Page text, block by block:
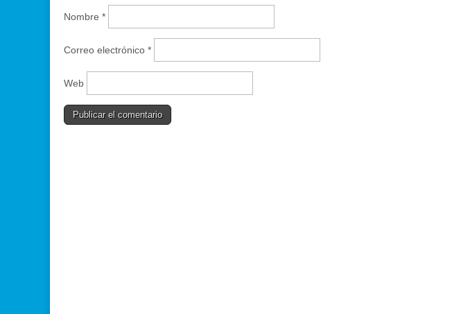
Nombre *
Correo electrónico *
Web